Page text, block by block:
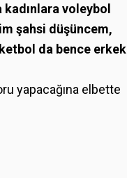
voleybol
şahsi düşüncem,
da bence erkek
yapacağına elbette